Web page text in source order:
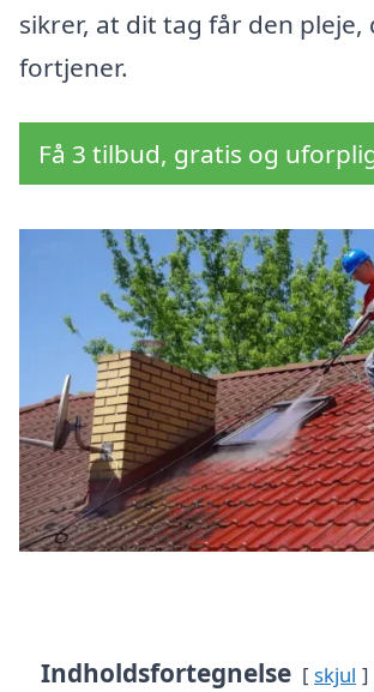
sikrer, at dit tag får den pleje,
fortjener.
Få 3 tilbud, gratis og
Indholdsfortegnelse skjul